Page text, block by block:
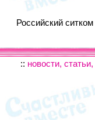
Российский
:: новости,